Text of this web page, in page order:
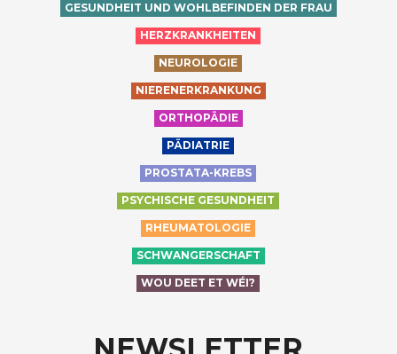
GESUNDHEIT UND WOHLBEFINDEN DER FRAU
HERZKRANKHEITEN
NEUROLOGIE
NIERENERKRANKUNG
ORTHOPÄDIE
PÄDIATRIE
PROSTATA-KREBS
PSYCHISCHE GESUNDHEIT
RHEUMATOLOGIE
SCHWANGERSCHAFT
WOU DEET ET WÉI?